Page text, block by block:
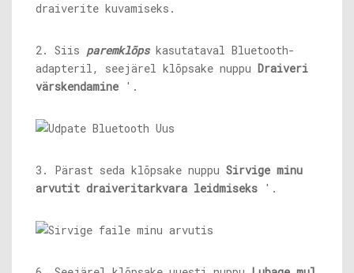
draiverite kuvamiseks.
2. Siis paremklõps kasutataval Bluetooth-
adapteril, seejärel klõpsake nuppu Draiveri
värskendamine '.
3. Pärast seda klõpsake nuppu Sirvige minu
arvutit draiveritarkvara leidmiseks '.